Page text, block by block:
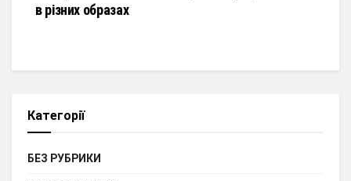
в різних образах
Категорії
БЕЗ РУБРИКИ